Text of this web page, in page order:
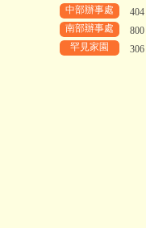
中部辦事處
南部辦事處
罕見家園